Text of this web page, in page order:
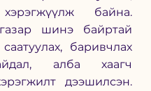
байна.
шинэ байртай
баривчлах
алба хаагч
дээшилсэн.